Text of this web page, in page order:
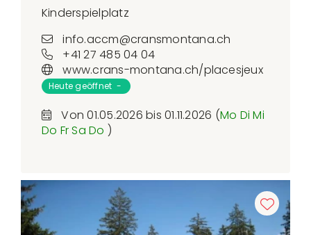
Kinderspielplatz
info.accm@cransmontana.ch
+41 27 485 04 04
www.crans-montana.ch/placesjeux
Heute geöffnet -
Von 01.05.2026 bis 01.11.2026 (Mo DiMi
Do FrSaDo )